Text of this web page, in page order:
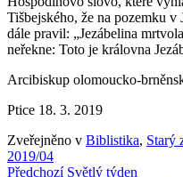
Tišbejského, že na pozemku v
dále pravil: „Jezábelina
neřekne: Toto je královna
Arcibiskup olomoucko-
Ptice 18. 3. 2019
Zveřejněno v Biblistika, Starý
2019/04
Předchozí Světlý týden